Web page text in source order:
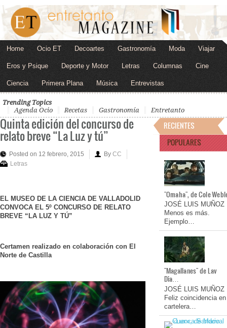
Home Ocio ET Decoartes Gastronomía Moda Viajar
Eros y Psique Deporte y Motor Letras Columnas Cine
Ciencia Primera Plana Música Entrevistas
Trending Topics
Agenda Ocio
Recetas Gastronomía Entretanto
Quinta edición del concurso de
relato breve “La Luz y tú”
Posted on 12 febrero, 2015 By CC
Letras
EL MUSEO DE LA CIENCIA DE VALLADOLID
CONVOCA EL 5º CONCURSO DE RELATO
BREVE “LA LUZ Y TÚ”
Certamen realizado en colaboración con El
Norte de Castilla
RECIENTES
POPULARES
"Omaha", de Cole
JOSÉ LUIS MUÑOZ
Menos es más.
Ejemplo…
"Magallanes" de Lav
Dia…
JOSÉ LUIS MUÑOZ
Feliz coincidencia en
cartelera…